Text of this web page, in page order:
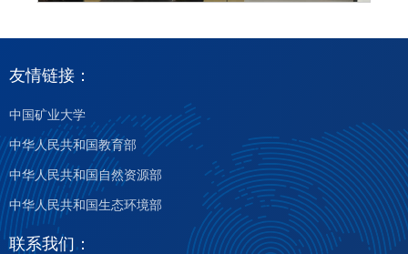
友情链接：
中国矿业大学
中华人民共和国教育部
中华人民共和国自然资源部
中华人民共和国生态环境部
联系我们：